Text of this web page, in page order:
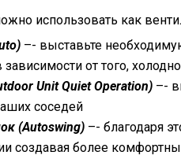
использовать как
–- выставьте
от того,
Unit Quiet Operation) –-
соседей
(Autoswing) –- благодаря
создавая более